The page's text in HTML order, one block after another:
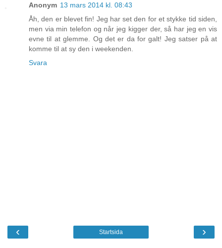
Anonym 13 mars 2014 kl. 08:43
Åh, den er blevet fin! Jeg har set den for et stykke tid siden,
men via min telefon og når jeg kigger der, så har jeg en vis
evne til at glemme. Og det er da for galt! Jeg satser på at
komme til at sy den i weekenden.
Svara
‹ ›
Startsida